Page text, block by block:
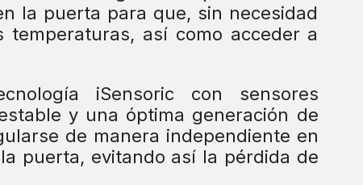
la puerta para que, sin necesidad
así como acceder a
iSensoric con sensores
y una óptima generación de
de manera independiente en
puerta, evitando así la pérdida de